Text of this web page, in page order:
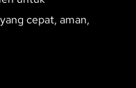
cepat, aman,